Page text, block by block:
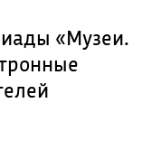
«Музеи.